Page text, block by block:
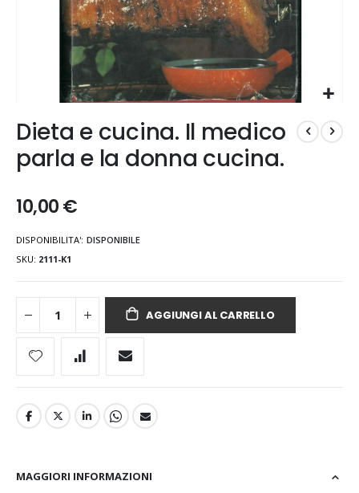
all'inizio
della
galleria
Dieta e cucina. Il medico
parla e la donna cucina.
10,00 €
DISPONIBILITA': DISPONIBILE
SKU 2111-K1
AGGIUNGI AL CARRELLO
MAGGIORI INFORMAZIONI